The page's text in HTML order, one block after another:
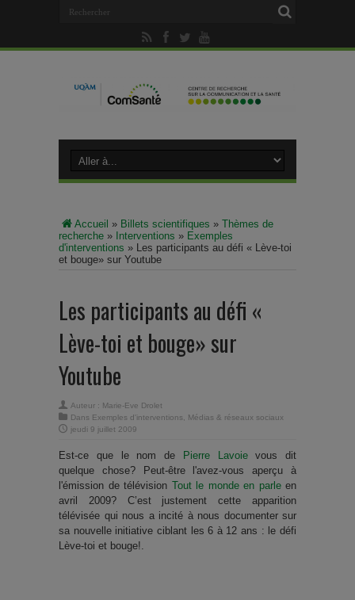
Accueil » Billets scientifiques » Thèmes de
recherche » Interventions » Exemples
d'interventions »
Les participants au défi « Lève-toi
et bouge» sur Youtube
Les participants au défi «
Lève-toi et bouge» sur
Youtube
Auteur : Marie-Eve Drolet
Dans Exemples d'interventions
Médias & réseaux sociaux
jeudi 9 juillet 2009
Est-ce que le nom de Pierre Lavoievous dit
quelque chose? Peut-être l'avez-vous aperçu à
l'émission de télévision Tout le monde en parleen
avril 2009? C’est justement cette apparition
télévisée qui nous a incité à nous documenter sur
sa nouvelle initiative ciblant les 6 à 12 ans : le défi
Lève-toi et bouge!.